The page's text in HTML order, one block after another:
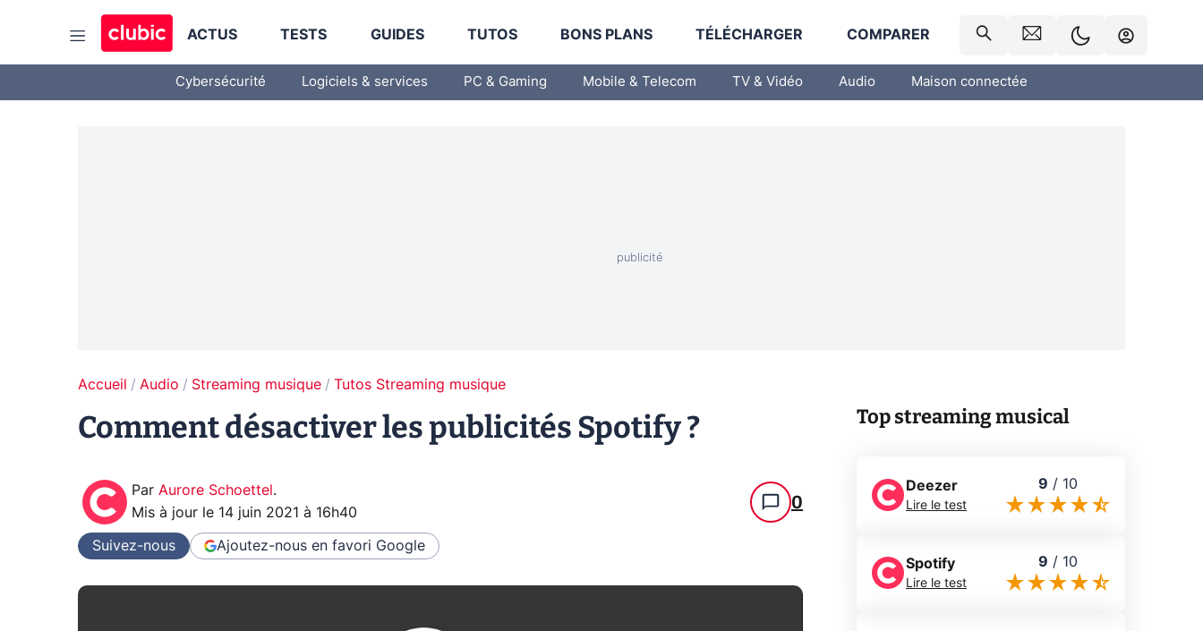
ACTUS TESTS GUIDES TUTOS BONS PLANS TÉLÉCHARGER COMPARER
Cybersécurité Logiciels & services PC & Gaming Mobile & Telecom TV & Vidéo Audio Maison connectée
Accueil Audio Streaming musique Tutos Streaming musique
Comment désactiver les publicités Spotify ?
Par Aurore Schoettel .
Mis à jour le 14 juin 2021 à 16h40 0
Suivez-nous Ajoutez-nous en favori Google
Top streaming musical
Deezer
Lire le test
9 / 10
Spotify
Lire le test
9 / 10